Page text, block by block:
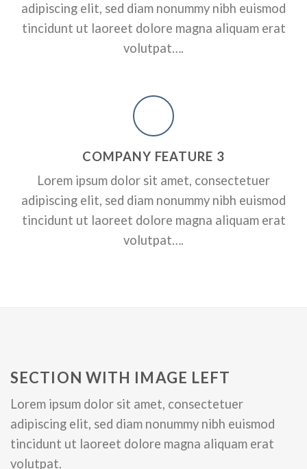
nonummy nibh euismod
erat volutpat….
adipiscing elit, sed diam nonummy nibh euismod
tincidunt ut laoreet dolore magna aliquam erat
volutpat….
COMPANY FEATURE 3
Lorem ipsum dolor sit amet, consectetuer
adipiscing elit, sed diam nonummy nibh euismod
tincidunt ut laoreet dolore magna aliquam erat
volutpat….
SECTION WITH IMAGE LEFT
Lorem ipsum dolor sit amet, consectetuer
adipiscing elit, sed diam nonummy nibh euismod
tincidunt ut laoreet dolore magna aliquam erat
volutpat.